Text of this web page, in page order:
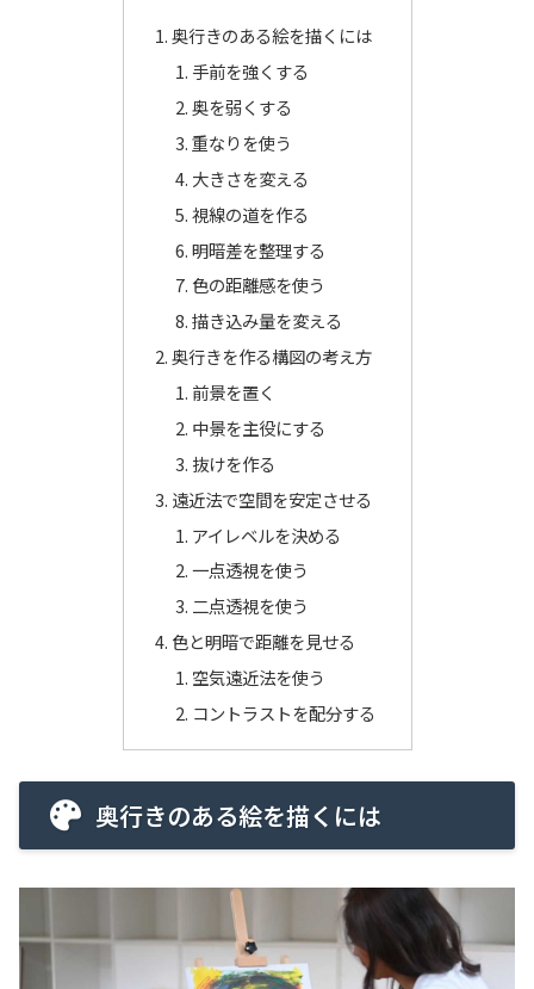
奥行きのある絵を描くには
手前を強くする
奥を弱くする
重なりを使う
大きさを変える
視線の道を作る
明暗差を整理する
色の距離感を使う
描き込み量を変える
奥行きを作る構図の考え方
前景を置く
中景を主役にする
抜けを作る
遠近法で空間を安定させる
アイレベルを決める
一点透視を使う
二点透視を使う
色と明暗で距離を見せる
空気遠近法を使う
コントラストを配分する
奥行きのある絵を描くには